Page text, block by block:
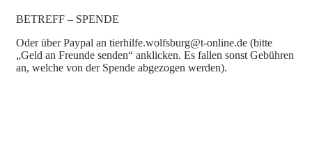
BETREFF – SPENDE
Oder über Paypal an tierhilfe.wolfsburg@t-online.de (bitte
„Geld an Freunde senden“ anklicken. Es fallen sonst Gebühren
an, welche von der Spende abgezogen werden).